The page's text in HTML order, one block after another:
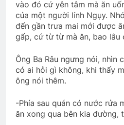
CTBCTY Tập
vào đó cứ yên tâm mà ăn
của một người lính Ngụy.
đến gần trưa mai mới được
gấp, cứ từ từ mà ăn, bao lâu
Ông Ba Râu ngưng nói, nhìn
có ai hỏi gì không, khi thấy
ông nói thêm.
-Phía sau quán có nước rửa
ăn xong qua bên kia đường,